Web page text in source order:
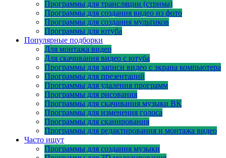
Программы для трансляции (стрима)
Программы для создания видео из фото
Программы для создания мультиков
Программы для ютуба
Популярные подборки
Для монтажа видео
Для скачивания видео с ютуба
Программы для записи видео с экрана компьютера
Программы для презентаций
Программы для удаления программ
Программы для рисования
Программы для скачивания музыки ВК
Программы для изменения голоса
Программы для сканирования
Программы для редактирования и монтажа видео
Часто ищут
Программы для создания музыки